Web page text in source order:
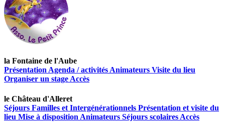
la Fontaine de l'Aube
Présentation Agenda / activités Animateurs Visite du lieu
Organiser un stage Accès
le Château d'Alleret
Séjours Familles et Intergénérationnels Présentation et visite du
lieu Mise à disposition Animateurs Séjours scolaires Accès